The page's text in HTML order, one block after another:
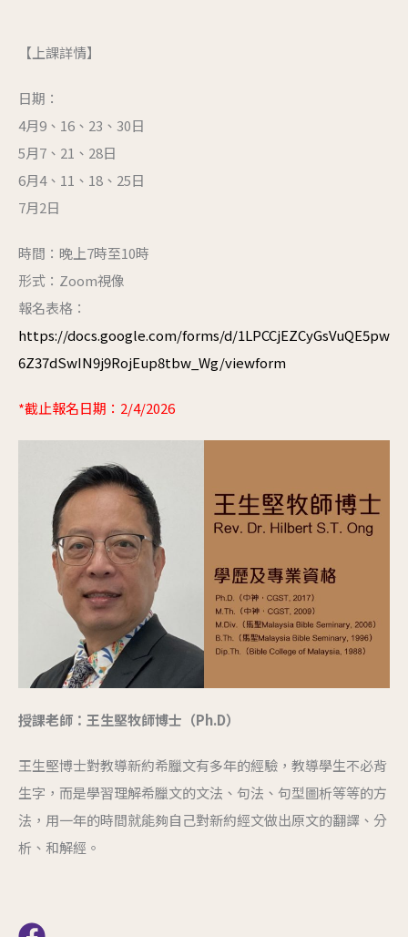
【上課詳情】
日期：
4月9、16、23、30日
5月7、21、28日
6月4、11、18、25日
7月2日
時間：晚上7時至10時
形式：Zoom視像
報名表格：
https://docs.google.com/forms/d/1LPCCjEZCyGsVuQE5pw
6Z37dSwIN9j9RojEup8tbw_Wg/viewform
*截止報名日期：2/4/2026
授課老師：王生堅牧師博士（Ph.D）
王生堅博士對教導新約希臘文有多年的經驗，教導學生不必背
生字，而是學習理解希臘文的文法、句法、句型圖析等等的方
法，用一年的時間就能夠自己對新約經文做出原文的翻譯、分
析、和解經。